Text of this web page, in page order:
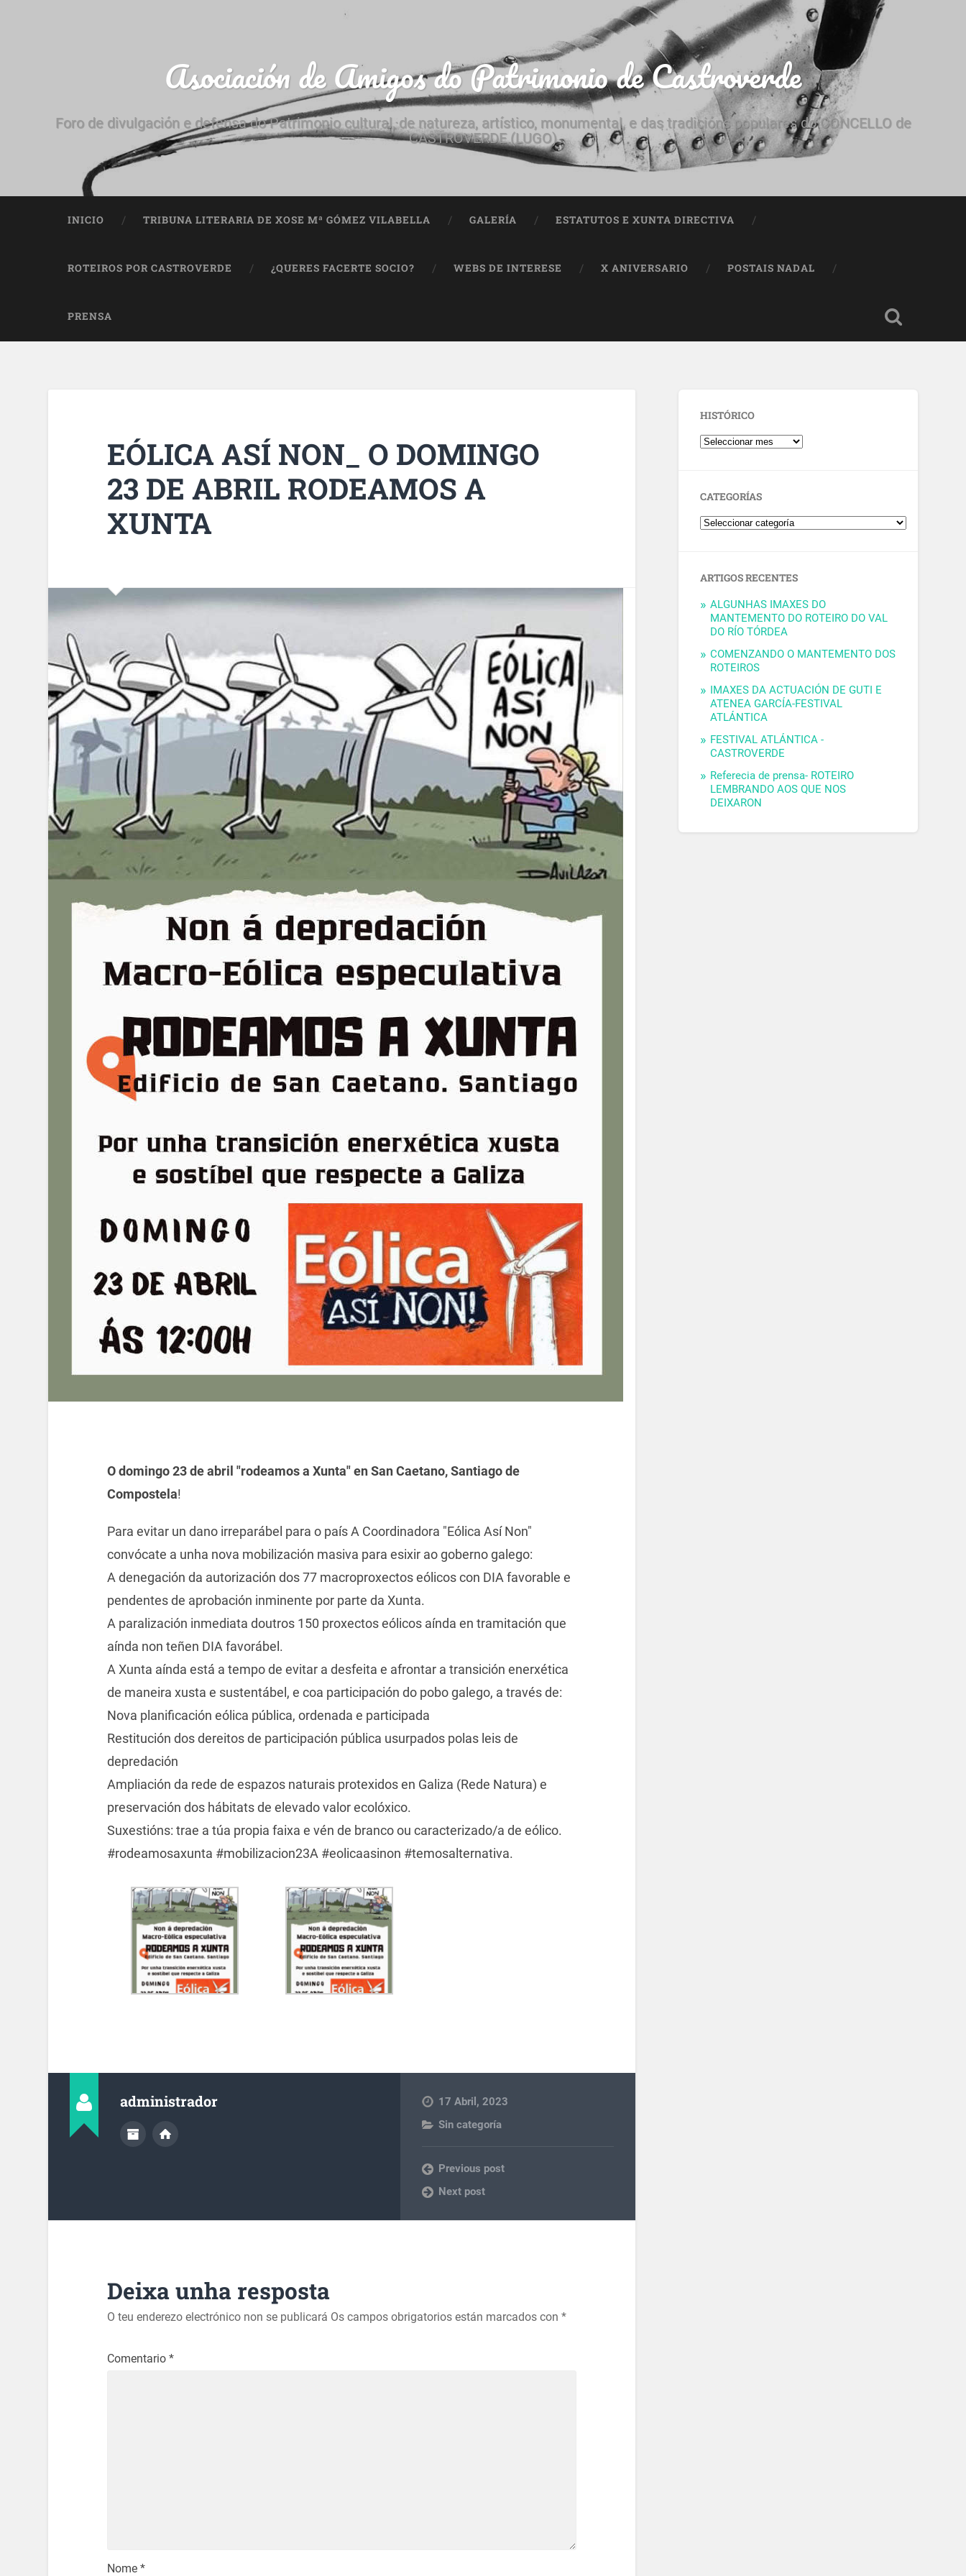
Asociación de Amigos do Patrimonio de Castroverde
Foro de divulgación e defensa do Patrimonio cultural, de natureza, artístico, monumental, e das tradicións populares do CONCELLO de
CASTROVERDE (LUGO)
INICIO TRIBUNA LITERARIA DE XOSE Mª GÓMEZ VILABELLA GALERÍA ESTATUTOS E XUNTA DIRECTIVA
ROTEIROS POR CASTROVERDE ¿QUERES FACERTE SOCIO? WEBS DE INTERESE X ANIVERSARIO POSTAIS NADAL
PRENSA
EÓLICA ASÍ NON_ O DOMINGO
23 DE ABRIL RODEAMOS A
XUNTA
O domingo 23 de abril "rodeamos a Xunta" en San Caetano, Santiago de
Compostela!
Para evitar un dano irreparábel para o país A Coordinadora "Eólica Así Non"
convócate a unha nova mobilización masiva para esixir ao goberno galego:
A denegación da autorización dos 77 macroproxectos eólicos con DIA favorable e
pendentes de aprobación inminente por parte da Xunta.
A paralización inmediata doutros 150 proxectos eólicos aínda en tramitación que
aínda non teñen DIA favorábel.
A Xunta aínda está a tempo de evitar a desfeita e afrontar a transición enerxética
de maneira xusta e sustentábel, e coa participación do pobo galego, a través de:
Nova planificación eólica pública, ordenada e participada
Restitución dos dereitos de participación pública usurpados polas leis de
depredación
Ampliación da rede de espazos naturais protexidos en Galiza (Rede Natura) e
preservación dos hábitats de elevado valor ecolóxico.
Suxestións: trae a túa propia faixa e vén de branco ou caracterizado/a de eólico.
#rodeamosaxunta #mobilizacion23A #eolicaasinon #temosalternativa.
administrador
17 Abril, 2023
Sin categoría
Previous post
Next post
Deixa unha resposta
O teu enderezo electrónico non se publicará Os campos obrigatorios están marcados con *
Comentario *
Nome *
HISTÓRICO
CATEGORÍAS
ARTIGOS RECENTES
ALGUNHAS IMAXES DO
MANTEMENTO DO ROTEIRO DO VAL
DO RÍO TÓRDEA
COMENZANDO O MANTEMENTO DOS
ROTEIROS
IMAXES DA ACTUACIÓN DE GUTI E
ATENEA GARCÍA-FESTIVAL
ATLÁNTICA
FESTIVAL ATLÁNTICA -
CASTROVERDE
Referecia de prensa- ROTEIRO
LEMBRANDO AOS QUE NOS
DEIXARON